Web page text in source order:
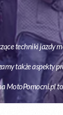
techniki jazdy
także aspekty
MotoPomocni.pl